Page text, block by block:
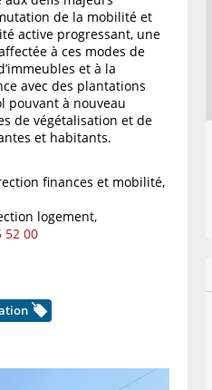
de la mobilité et
active progressant, une
à ces modes de
et à la
avec des plantations
pouvant à nouveau
de végétalisation et de
et habitants.
finances et mobilité,
logement,
52 00